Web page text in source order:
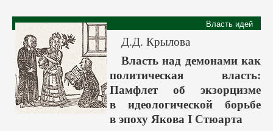
Власть идей
Д.Д. Крылова
Власть над демонами как
политическая власть:
Памфлет об экзорцизме
в идеологической борьбе
в эпоху Якова I Стюарта